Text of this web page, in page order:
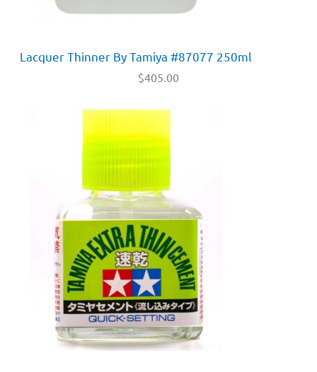
Lacquer Thinner By Tamiya #87077 250ml
$405.00